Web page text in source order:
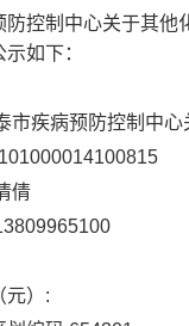
防控制中心关于其他
如下：
市疾病预防控制中
倩
元）: